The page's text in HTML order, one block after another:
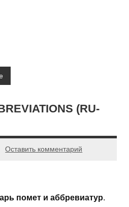
(RU-
Оставить комментарий
помет и аббревиатур.